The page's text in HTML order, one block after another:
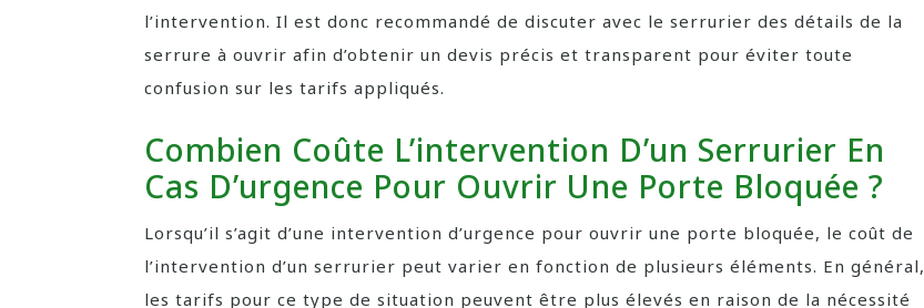
l’intervention. Il est donc recommandé de discuter avec le serrurier des détails de la
serrure à ouvrir afin d’obtenir un devis précis et transparent pour éviter toute
confusion sur les tarifs appliqués.
Combien Coûte L’intervention D’un Serrurier En
Cas D’urgence Pour Ouvrir Une Porte Bloquée ?
Lorsqu’il s’agit d’une intervention d’urgence pour ouvrir une porte bloquée, le coût de
l’intervention d’un serrurier peut varier en fonction de plusieurs éléments. En général,
les tarifs pour ce type de situation peuvent être plus élevés en raison de la nécessité